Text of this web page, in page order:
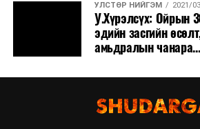
УЛСТӨР НИЙГЭМ 2021/
У.Хүрэлсүх: Oйрын
эдийн засгийн
амьдралын чанара...